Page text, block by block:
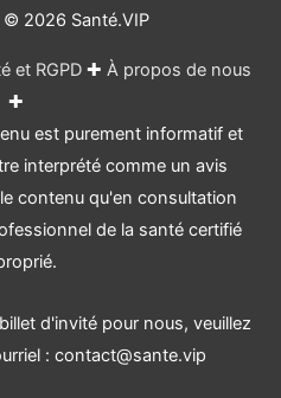
© 2026 Santé.VIP
et RGPD✚ À propos de nous
✚
est purement informatif et
interprété comme un avis
contenu qu'en consultation
de la santé certifié
d'invité pour nous, veuillez
: contact@sante.vip